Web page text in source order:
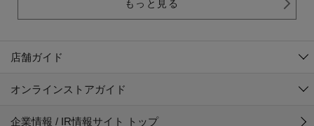
もっと見る
店舗ガイド
オンラインストアガイド
企業情報 / IR情報サイト トップ